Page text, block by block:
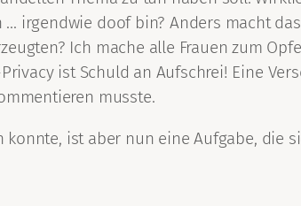
irgendwie doof bin? Anders macht
Ich mache alle Frauen zum
ist Schuld an Aufschrei! Eine
musste.
ist aber nun eine Aufgabe, die